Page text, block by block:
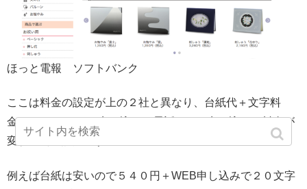
ほっと電報 ソフトバンク
ここは料金の設定が上の２社と異なり、台紙代＋文字料
金、なおかつWEB申し込みと電話やFAX申し込みで料金が
変わる料金設定です。
例えば台紙は安いので５４０円＋WEB申し込みで２０文字